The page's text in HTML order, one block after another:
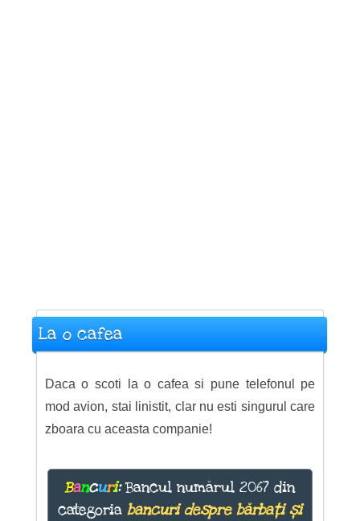
La o cafea
Daca o scoti la o cafea si pune telefonul pe
mod avion, stai linistit, clar nu esti singurul care
zboara cu aceasta companie!
Bancuri:Bancul numărul 2067 din
categoria bancuri despre bărbați și